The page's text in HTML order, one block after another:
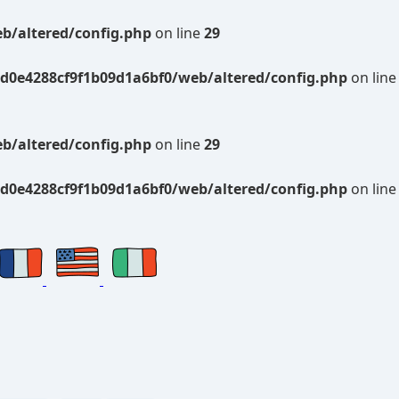
altered/config.php on line29
web/altered/config.php on line
altered/config.php on line29
web/altered/config.php on line